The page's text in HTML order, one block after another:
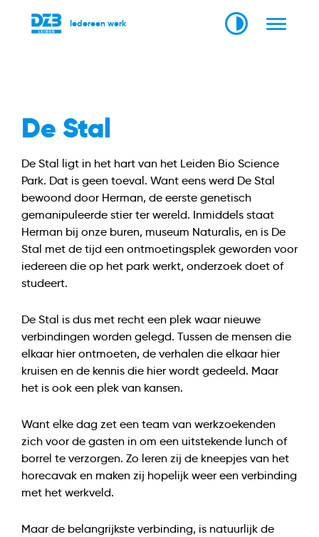
Iedereen werk
De Stal
De Stal ligt in het hart van het Leiden Bio Science
Park. Dat is geen toeval. Want eens werd De Stal
bewoond door Herman, de eerste genetisch
gemanipuleerde stier ter wereld. Inmiddels staat
Herman bij onze buren, museum Naturalis, en is De
Stal met de tijd een ontmoetingsplek geworden voor
iedereen die op het park werkt, onderzoek doet of
studeert.
De Stal is dus met recht een plek waar nieuwe
verbindingen worden gelegd. Tussen de mensen die
elkaar hier ontmoeten, de verhalen die elkaar hier
kruisen en de kennis die hier wordt gedeeld. Maar
het is ook een plek van kansen.
Want elke dag zet een team van werkzoekenden
zich voor de gasten in om een uitstekende lunch of
borrel te verzorgen. Zo leren zij de kneepjes van het
horecavak en maken zij hopelijk weer een verbinding
met het werkveld.
Maar de belangrijkste verbinding, is natuurlijk de